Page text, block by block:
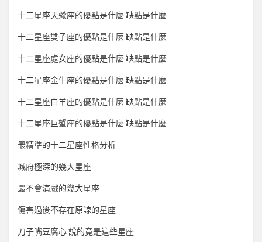
十二星座天蠍座的優點是什麼 缺點是什麼
十二星座雙子座的優點是什麼 缺點是什麼
十二星座處女座的優點是什麼 缺點是什麼
十二星座金牛座的優點是什麼 缺點是什麼
十二星座白羊座的優點是什麼 缺點是什麼
十二星座巨蟹座的優點是什麼 缺點是什麼
最精準的十二星座性格分析
城府極深的幾大星座
最不會演戲的幾大星座
傷害過後不存在原諒的星座
刀子嘴豆腐心 說的竟是這些星座